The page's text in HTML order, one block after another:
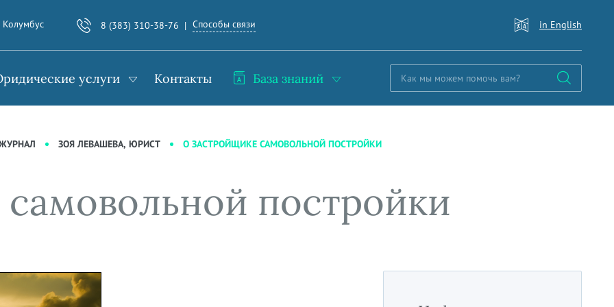
Колумбус 8 (383) 310-38-76 Способы связи in English
услуги Контакты База знаний
ЗОЯ ЛЕВАШЕВА, ЮРИСТ О ЗАСТРОЙЩИКЕ САМОВОЛЬНОЙ ПОСТРОЙКИ
постройки